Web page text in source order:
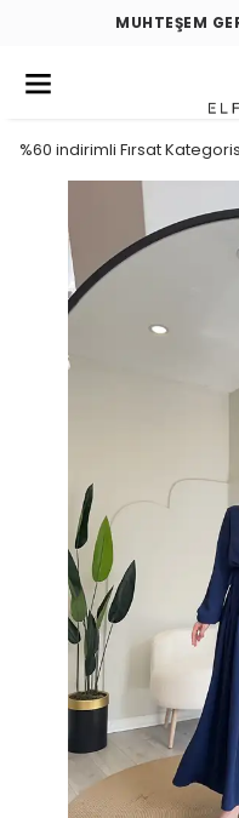
MUHTEŞEM
%60 indirimli Fırsat